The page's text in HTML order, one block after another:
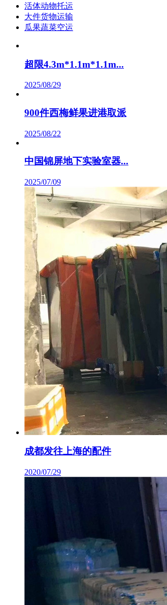
活体动物托运
大件货物运输
瓜果蔬菜空运
超限4.3m*1.1m*1.1m...
2025/08/29
900件西梅鲜果进港取派
2025/08/22
中国锦屏地下实验室器...
2025/07/09
成都发往上海的配件
2020/07/29